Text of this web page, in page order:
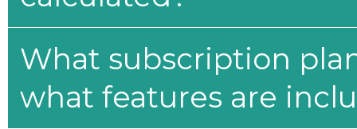
What subscription
what features are